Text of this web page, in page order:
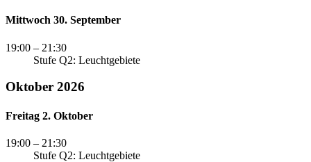
Mittwoch 30. September
19:00 – 21:30
Stufe Q2: Leuchtgebiete
Oktober 2026
Freitag 2. Oktober
19:00 – 21:30
Stufe Q2: Leuchtgebiete